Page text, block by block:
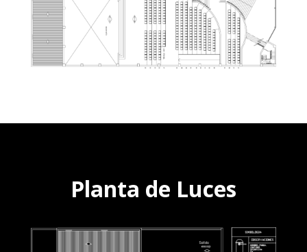
Planta de Luces